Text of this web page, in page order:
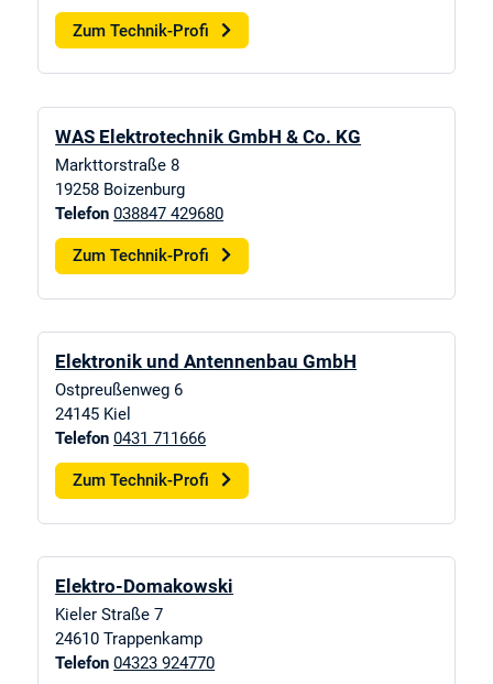
Zum Technik-Profi
WAS Elektrotechnik GmbH & Co. KG
Markttorstraße 8
19258 Boizenburg
Telefon 038847 429680
Zum Technik-Profi
Elektronik und Antennenbau GmbH
Ostpreußenweg 6
24145 Kiel
Telefon 0431 711666
Zum Technik-Profi
Elektro-Domakowski
Kieler Straße 7
24610 Trappenkamp
Telefon 04323 924770